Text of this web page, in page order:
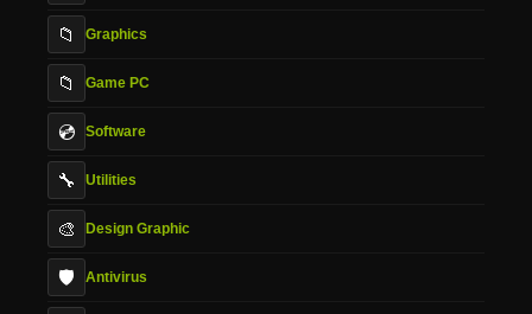
📁 Graphics
📁 Game PC
💿 Software
🔧 Utilities
🎨 Design Graphic
🛡️ Antivirus